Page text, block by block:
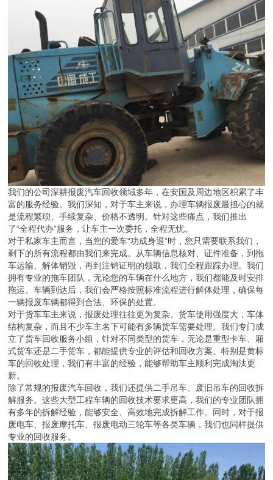
我们的公司深耕报废汽车回收领域多年，在安国及周边地区积累了丰
富的服务经验。我们深知，对于车主来说，办理车辆报废最担心的就
是流程繁琐、手续复杂、价格不透明。针对这些痛点，我们推出
了“全程代办”服务，让车主一次委托，全程无忧。
对于私家车主而言，当您的爱车“功成身退”时，您只需要联系我们，
剩下的所有流程都由我们来完成。从车辆信息核对、证件准备，到拖
车运输、解体销毁，再到注销证明的领取，我们全程跟踪办理。我们
拥有专业的拖车团队，无论您的车辆在什么地方，我们都能及时安排
拖运。车辆到达后，我们会严格按照标准流程进行解体处理，确保每
一辆报废车辆都得到合法、环保的处置。
对于货车车主来说，报废处理往往更为复杂。货车使用强度大，车体
结构复杂，而且不少车主名下可能有多辆货车需要处理。我们专门成
立了货车回收服务小组，针对不同类型的货车，无论是重型卡车、厢
式货车还是二手货车，都能提供专业的评估和回收方案。特别是黄标
车的回收处理，我们有丰富的经验，能够帮助车主顺利完成淘汰更
新。
除了常规的报废汽车回收，我们还提供二手吊车、废旧吊车的回收拆
解服务。这些大型工程车辆的回收技术要求更高，我们的专业团队拥
有多年的拆解经验，能够安全、高效地完成拆解工作。同时，对于报
废电车、报废摩托车、报废电动三轮车等各类车辆，我们也同样提供
专业的回收服务。